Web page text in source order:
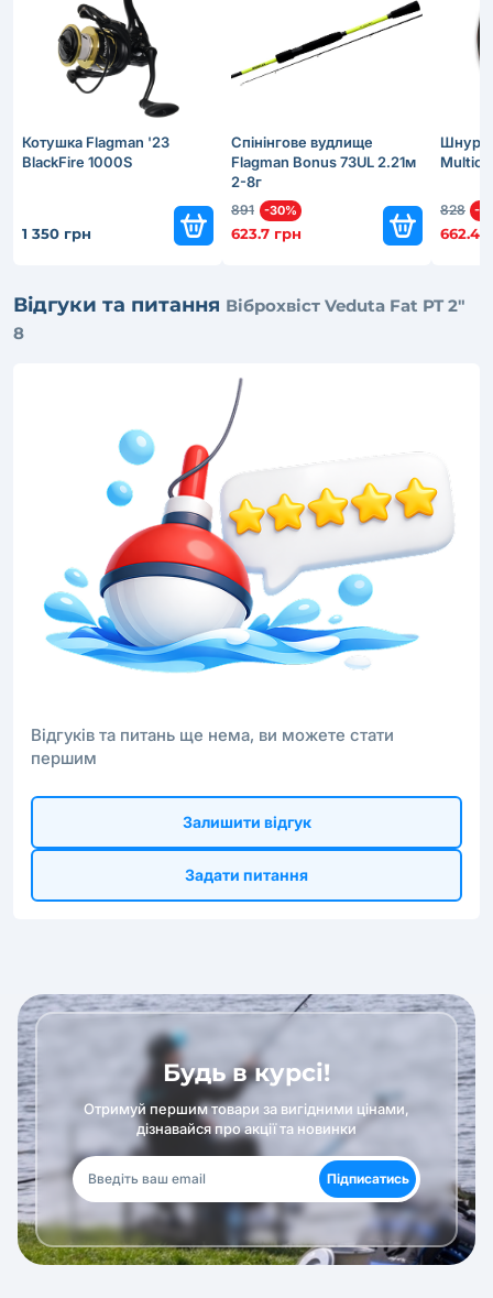
Котушка Flagman '23
BlackFire 1000S
1 350 грн
Cпінінговe вудлище
Flagman Bonus 73UL 2.21м
2-8г
891 -30%
623.7 грн
Шнур
828 -
662.4
Відгуки та питання Віброхвіст Veduta Fat PT 2"
8
Відгуків та питань ще нема, ви можете стати
першим
Залишити відгук
Задати питання
Будь в курсі!
Отримуй першим товари за вигідними цінами,
дізнавайся про акції та новинки
Підписатись